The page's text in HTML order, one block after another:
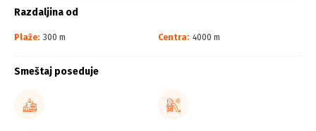
Razdaljina od
Plaže: 300 m Centra: 4000 m
Smeštaj poseduje